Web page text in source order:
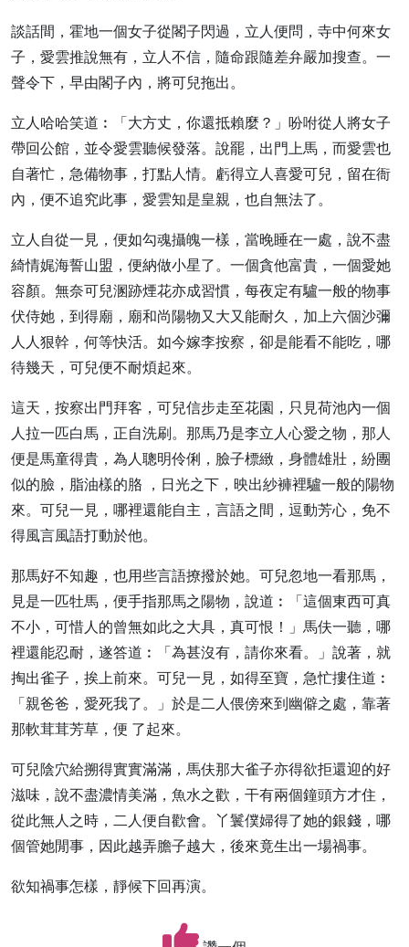
談話間，霍地一個女子從閣子閃過，立人便問，寺中何來女
子，愛雲推說無有，立人不信，隨命跟隨差弁嚴加搜查。一
聲令下，早由閣子內，將可兒拖出。
立人哈哈笑道︰「大方丈，你還抵賴麼？」吩咐從人將女子
帶回公館，並令愛雲聽候發落。說罷，出門上馬，而愛雲也
自著忙，急備物事，打點人情。虧得立人喜愛可兒，留在衙
內，便不追究此事，愛雲知是皇親，也自無法了。
立人自從一見，便如勾魂攝魄一樣，當晚睡在一處，說不盡
綺情娓海誓山盟，便納做小星了。一個貪他富貴，一個愛她
容顏。無奈可兒溷跡煙花亦成習慣，每夜定有驢一般的物事
伏侍她，到得廟，廟和尚陽物又大又能耐久，加上六個沙彌
人人狠幹，何等快活。如今嫁李按察，卻是能看不能吃，哪
待幾天，可兒便不耐煩起來。
這天，按察出門拜客，可兒信步走至花園，只見荷池內一個
人拉一匹白馬，正自洗刷。那馬乃是李立人心愛之物，那人
便是馬童得貴，為人聰明伶俐，臉子標緻，身體雄壯，紛團
似的臉，脂油樣的胳 ，日光之下，映出紗褲裡驢一般的陽物
來。可兒一見，哪裡還能自主，言語之間，逗動芳心，免不
得風言風語打動於他。
那馬好不知趣，也用些言語撩撥於她。可兒忽地一看那馬，
見是一匹牡馬，便手指那馬之陽物，說道︰「這個東西可真
不小，可惜人的曾無如此之大具，真可恨！」馬伕一聽，哪
裡還能忍耐，遂答道︰「為甚沒有，請你來看。」說著，就
掏出雀子，挨上前來。可兒一見，如得至寶，急忙摟住道︰
「親爸爸，愛死我了。」於是二人偎傍來到幽僻之處，靠著
那軟茸茸芳草，便 了起來。
可兒陰穴給搠得實實滿滿，馬伕那大雀子亦得欲拒還迎的好
滋味，說不盡濃情美滿，魚水之歡，干有兩個鐘頭方才住，
從此無人之時，二人便自歡會。丫鬟僕婦得了她的銀錢，哪
個管她閒事，因此越弄膽子越大，後來竟生出一場禍事。
欲知禍事怎樣，靜候下回再演。